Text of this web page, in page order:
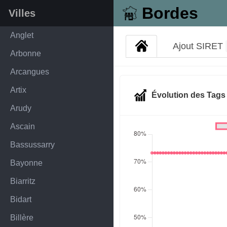
Bordes
Villes
Anglet
Arbonne
Arcangues
Artix
Arudy
Ascain
Bassussarry
Bayonne
Biarritz
Bidart
Billère
Ajout SIRET
Évolution des